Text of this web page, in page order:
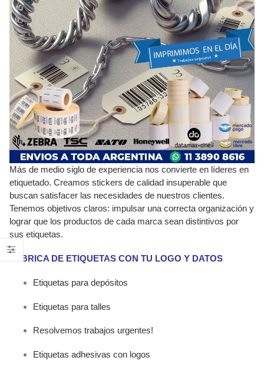
Más de medio siglo de experiencia nos convierte en líderes en
etiquetado. Creamos stickers de calidad insuperable que
buscan satisfacer las necesidades de nuestros clientes.
Tenemos objetivos claros: impulsar una correcta organización y
lograr que los productos de cada marca sean distintivos por
sus etiquetas.
FÁBRICA DE ETIQUETAS CON TU LOGO Y DATOS
Etiquetas para depósitos
Etiquetas para talles
Resolvemos trabajos urgentes!
Etiquetas adhesivas con logos